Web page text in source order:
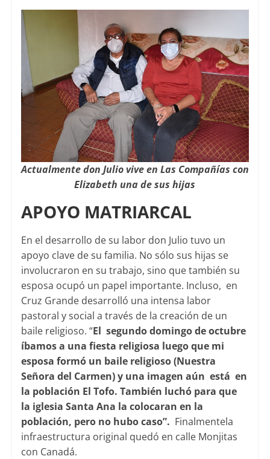
Actualmente don Julio vive en Las Compañías con
Elizabeth una de sus hijas
APOYO MATRIARCAL
En el desarrollo de su labor don Julio tuvo un
apoyo clave de su familia. No sólo sus hijas se
involucraron en su trabajo, sino que también su
esposa ocupó un papel importante. Incluso, en
Cruz Grande desarrolló una intensa labor
pastoral y social a través de la creación de un
baile religioso. “El segundo domingo de octubre
íbamos a una fiesta religiosa luego que mi
esposa formó un baile religioso (Nuestra
Señora del Carmen) y una imagen aún está en
la población El Tofo. También luchó para que
la iglesia Santa Ana la colocaran en la
población, pero no hubo caso”. Finalmentela
infraestructura original quedó en calle Monjitas
con Canadá.